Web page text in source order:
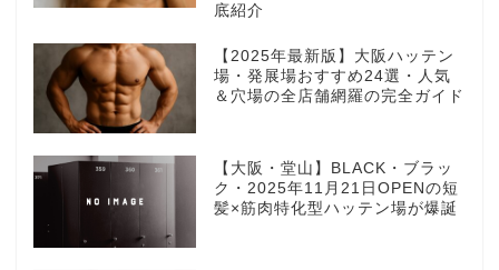
底紹介
【2025年最新版】大阪ハッテン
場・発展場おすすめ24選・人気
＆穴場の全店舗網羅の完全ガイド
【大阪・堂山】BLACK・ブラッ
ク・2025年11月21日OPENの短
髪×筋肉特化型ハッテン場が爆誕